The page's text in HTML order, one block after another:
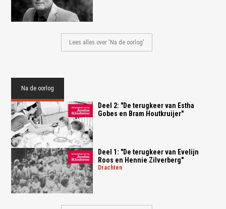
Lees alles over 'Na de oorlog'
Na de oorlog
Deel 2: "De terugkeer van Estha
Gobes en Bram Houtkruijer"
Deel 1: "De terugkeer van Evelijn
Roos en Hennie Zilverberg"
drachten